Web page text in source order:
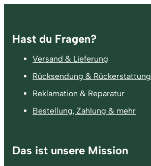
Fußzeile
Hast du Fragen?
Versand & Lieferung
Rücksendung & Rückerstattung
Reklamation & Reparatur
Bestellung, Zahlung & mehr
Das ist unsere Mission